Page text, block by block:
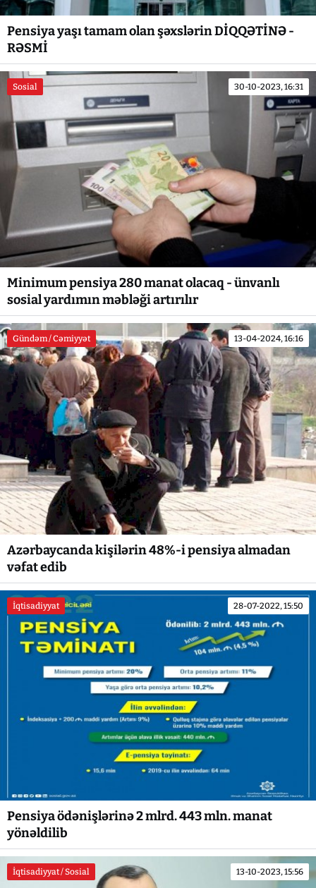
Pensiya yaşı tamam olan şəxslərin DİQQƏTİNƏ -
RƏSMİ
Sosial 30-10-2023, 16:31
Minimum pensiya 280 manat olacaq - ünvanlı
sosial yardımın məbləği artırılır
Gündəm / Cəmiyyət 13-04-2024, 16:16
Azərbaycanda kişilərin 48%-i pensiya almadan
vəfat edib
İqtisadiyyat 28-07-2022, 15:50
Pensiya ödənişlərinə 2 mlrd. 443 mln. manat
yönəldilib
İqtisadiyyat / Sosial 13-10-2023, 15:56